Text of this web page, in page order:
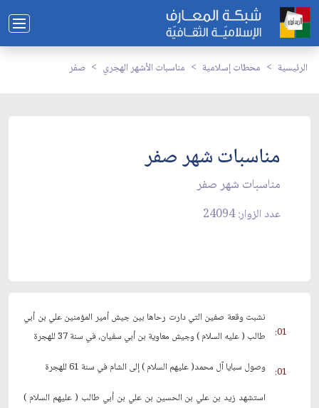
الرئيسية محطات إسلامية مناسبات الأشهر الهجري صفر
مناسبات شهر صفر
مناسبات شهر صفر
عدد الزوار: 24094
نشبت وقعة صفين التي دارت رحاها بين جيش أمير المؤمنين علي بن أبي
طالب ( عليه السلام ) وجيش معاوية بن أبي سفيان، في سنة 37 للهجرة
01:
وصول سبايا آل محمد( عليهم السلام ) إلى الشام في سنة 61 للهجرة
01:
استشهد زيد بن علي بن الحسين بن علي بن أبي طالب ( عليهم السلام )